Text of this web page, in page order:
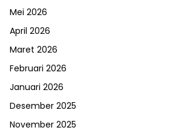
Mei 2026
April 2026
Maret 2026
Februari 2026
Januari 2026
Desember 2025
November 2025